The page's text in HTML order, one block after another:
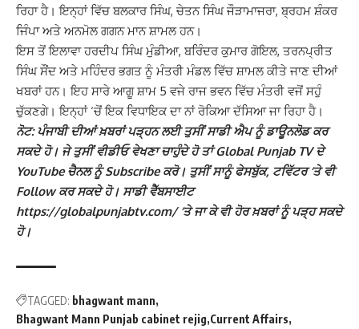
ਰਿਹਾ ਹੈ। ਇਨ੍ਹਾਂ ਵਿੱਚ ਬਲਕਾਰ ਸਿੰਘ, ਚੇਤਨ ਸਿੰਘ ਜੌੜਾਮਾਜਰਾ, ਬ੍ਰਹਮ ਸ਼ੰਕਰ
ਜਿੰਪਾ ਅਤੇ ਅਨਮੋਲ ਗਗਨ ਮਾਨ ਸ਼ਾਮਲ ਹਨ।
ਇਸ ਤੋਂ ਇਲਾਵਾ ਹਰਦੀਪ ਸਿੰਘ ਮੁੰਡੀਆ, ਬਰਿੰਦਰ ਕੁਮਾਰ ਗੋਇਲ, ਤਰਨਪ੍ਰੀਤ
ਸਿੰਘ ਸੌਂਦ ਅਤੇ ਮਹਿੰਦਰ ਭਗਤ ਨੂੰ ਮੰਤਰੀ ਮੰਡਲ ਵਿੱਚ ਸ਼ਾਮਲ ਕੀਤੇ ਜਾਣ ਦੀਆਂ
ਖਬਰਾਂ ਹਨ। ਇਹ ਸਾਰੇ ਆਗੂ ਸ਼ਾਮ 5 ਵਜੇ ਰਾਜ ਭਵਨ ਵਿੱਚ ਮੰਤਰੀ ਵਜੋਂ ਸਹੁੰ
ਚੁੱਕਣਗੇ। ਇਨ੍ਹਾਂ ‘ਚੋਂ ਇਕ ਵਿਧਾਇਕ ਦਾ ਨਾਂ ਰੋਕਿਆ ਦੱਸਿਆ ਜਾ ਰਿਹਾ ਹੈ।
ਨੋਟ: ਪੰਜਾਬੀ ਦੀਆਂ ਖ਼ਬਰਾਂ ਪੜ੍ਹਨ ਲਈ ਤੁਸੀਂ ਸਾਡੀ ਐਪ ਨੂੰ ਡਾਊਨਲੋਡ ਕਰ
ਸਕਦੇ ਹੋ। ਜੇ ਤੁਸੀਂ ਵੀਡੀਓ ਵੇਖਣਾ ਚਾਹੁੰਦੇ ਹੋ ਤਾਂ Global Punjab TV ਦੇ
YouTube ਚੈਨਲ ਨੂੰ Subscribe ਕਰੋ। ਤੁਸੀਂ ਸਾਨੂੰ ਫੇਸਬੁੱਕ, ਟਵਿੱਟਰ ‘ਤੇ ਵੀ
Follow ਕਰ ਸਕਦੇ ਹੋ। ਸਾਡੀ ਵੈੱਬਸਾਈਟ
https://globalpunjabtv.com/ ‘ਤੇ ਜਾ ਕੇ ਵੀ ਹੋਰ ਖ਼ਬਰਾਂ ਨੂੰ ਪੜ੍ਹ ਸਕਦੇ
ਹੋ।
TAGGED: bhagwant mann
Bhagwant Mann Punjab cabinet rejig Current Affairs